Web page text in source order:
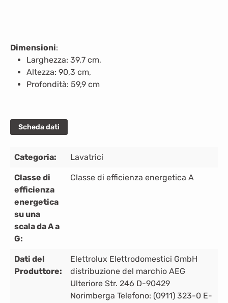
Dimensioni:
Larghezza: 39,7 cm,
Altezza: 90,3 cm,
Profondità: 59,9 cm
Scheda dati
Categoria: Lavatrici
Classe di
efficienza
energetica
su una
scala da A a
G:
Classe di efficienza energetica A
Dati del
Produttore:
Elettrolux Elettrodomestici GmbH
distribuzione del marchio AEG
Ulteriore Str. 246 D-90429
Norimberga Telefono: (0911) 323-0 E-